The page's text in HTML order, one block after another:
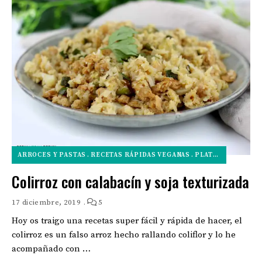
ARROCES Y PASTAS RECETAS RÁPIDAS VEGANAS PLATOS PRINCIPALES VEGANOS
Colirroz con calabacín y soja texturizada
17 diciembre, 2019 5
Hoy os traigo una recetas super fácil y rápida de hacer, el
colirroz es un falso arroz hecho rallando coliflor y lo he
acompañado con …